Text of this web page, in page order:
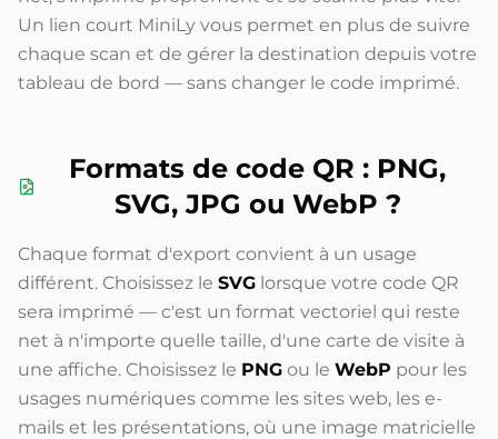
Un lien court MiniLy vous permet en plus de suivre
chaque scan et de gérer la destination depuis votre
tableau de bord — sans changer le code imprimé.
Formats de code QR : PNG,
SVG, JPG ou WebP ?
Chaque format d'export convient à un usage
différent. Choisissez le SVG lorsque votre code QR
sera imprimé — c'est un format vectoriel qui reste
net à n'importe quelle taille, d'une carte de visite à
une affiche. Choisissez le PNG ou le WebP pour les
usages numériques comme les sites web, les e-
mails et les présentations, où une image matricielle